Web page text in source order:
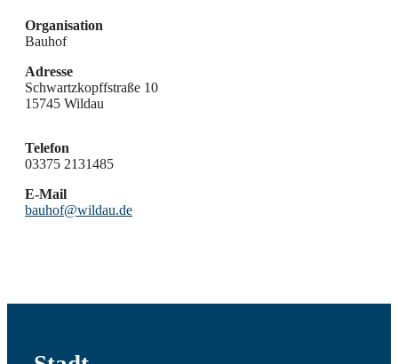
Organisation
Bauhof
Adresse
Schwartzkopffstraße 10
15745 Wildau
Telefon
03375 2131485
E-Mail
bauhof@wildau.de